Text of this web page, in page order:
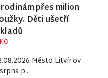
přes milion
Děti ušetří
Město Litvínov
p...